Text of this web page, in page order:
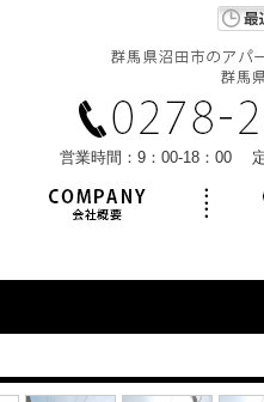
営業時間：9：00-18：00